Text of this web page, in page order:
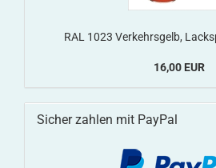
RAL 1023 Verkehrsgelb,
16,00 EUR
Sicher zahlen mit PayPal